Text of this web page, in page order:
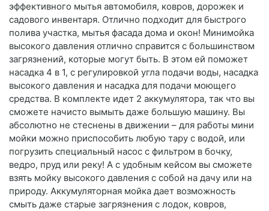
эффективного мытья автомобиля, ковров, дорожек и
садового инвентаря. Отлично подходит для быстрого
полива участка, мытья фасада дома и окон! Минимойка
высокого давления отлично справится с большинством
загрязнений, которые могут быть. В этом ей поможет
насадка 4 в 1, с регулировкой угла подачи воды, насадка
высокого давления и насадка для подачи моющего
средства. В комплекте идет 2 аккумулятора, так что вы
сможете начисто вымыть даже большую машину. Вы
абсолютно не стеснены в движении – для работы мини
мойки можно приспособить любую тару с водой, или
погрузить специальный насос с фильтром в бочку,
ведро, пруд или реку! А с удобным кейсом вы сможете
взять мойку высокого давления с собой на дачу или на
природу. Аккумуляторная мойка дает возможность
смыть даже старые загрязнения с лодок, ковров,